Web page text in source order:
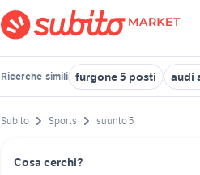
Ricerche simili furgone 5 posti audi
Subito Sports suunto 5
Cosa cerchi?